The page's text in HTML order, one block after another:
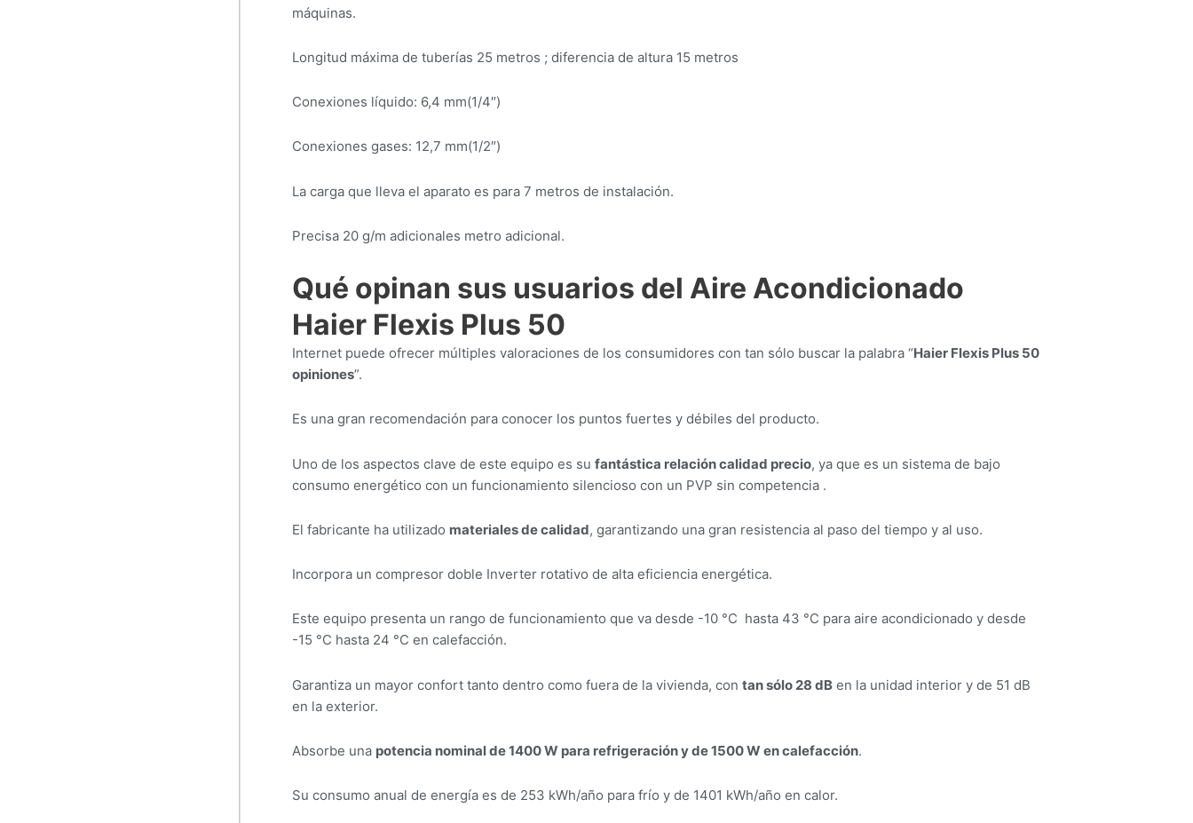
máquinas.
Longitud máxima de tuberías 25 metros ; diferencia de altura 15 metros
Conexiones líquido: 6,4 mm(1/4″)
Conexiones gases: 12,7 mm(1/2″)
La carga que lleva el aparato es para 7 metros de instalación.
Precisa 20 g/m adicionales metro adicional.
Qué opinan sus usuarios del Aire Acondicionado
Haier Flexis Plus 50
Internet puede ofrecer múltiples valoraciones de los consumidores con tan sólo buscar la palabra “Haier Flexis Plus 50
opiniones”.
Es una gran recomendación para conocer los puntos fuertes y débiles del producto.
Uno de los aspectos clave de este equipo es su fantástica relación calidad precio, ya que es un sistema de bajo
consumo energético con un funcionamiento silencioso con un PVP sin competencia .
El fabricante ha utilizado materiales de calidad, garantizando una gran resistencia al paso del tiempo y al uso.
Incorpora un compresor doble Inverter rotativo de alta eficiencia energética.
Este equipo presenta un rango de funcionamiento que va desde -10 °C hasta 43 °C para aire acondicionado y desde
-15 °C hasta 24 °C en calefacción.
Garantiza un mayor confort tanto dentro como fuera de la vivienda, con tan sólo 28 dBen la unidad interior y de 51 dB
en la exterior.
Absorbe una potencia nominal de 1400 W para refrigeración y de 1500 W en calefacción.
Su consumo anual de energía es de 253 kWh/año para frío y de 1401 kWh/año en calor.